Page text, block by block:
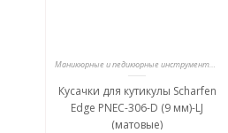
Маникюрные и педикюрные инструменты, пилки
Кусачки для кутикулы Scharfen
Edge PNEC-306-D (9 мм)-LJ
(матовые)